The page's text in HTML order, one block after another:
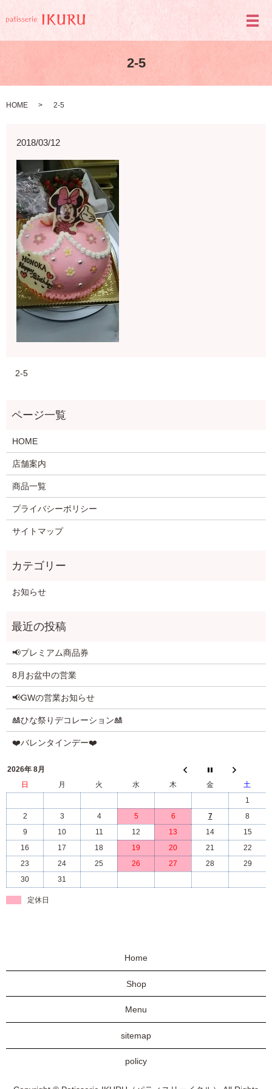
メ
2-5
HOME 2-5
2018/03/12
2-5
HOME
店舗案内
商品一覧
プライバシーポリシー
サイトマップ
お知らせ
📢プレミアム商品券
8月お盆中の営業
📢GWの営業お知らせ
🎎ひな祭りデコレーション🎎
❤️バレンタインデー❤️
2026年 8月
日
月 火 水 木 金
土
1
2
3 4 5 6 7
8
9
10 11 12 13 14
15
16
17 18 19 20 21
22
23
24 25 26 27 28
29
30
31
定休日
Home
Shop
Menu
sitemap
policy